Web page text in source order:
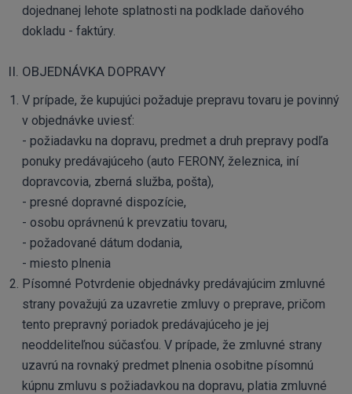
dojednanej lehote splatnosti na podklade daňového
dokladu - faktúry.
II. OBJEDNÁVKA DOPRAVY
V prípade, že kupujúci požaduje prepravu tovaru je povinný
v objednávke uviesť:
- požiadavku na dopravu, predmet a druh prepravy podľa
ponuky predávajúceho (auto FERONY, železnica, iní
dopravcovia, zberná služba, pošta),
- presné dopravné dispozície,
- osobu oprávnenú k prevzatiu tovaru,
- požadované dátum dodania,
- miesto plnenia
Písomné Potvrdenie objednávky predávajúcim zmluvné
strany považujú za uzavretie zmluvy o preprave, pričom
tento prepravný poriadok predávajúceho je jej
neoddeliteľnou súčasťou. V prípade, že zmluvné strany
uzavrú na rovnaký predmet plnenia osobitne písomnú
kúpnu zmluvu s požiadavkou na dopravu, platia zmluvné